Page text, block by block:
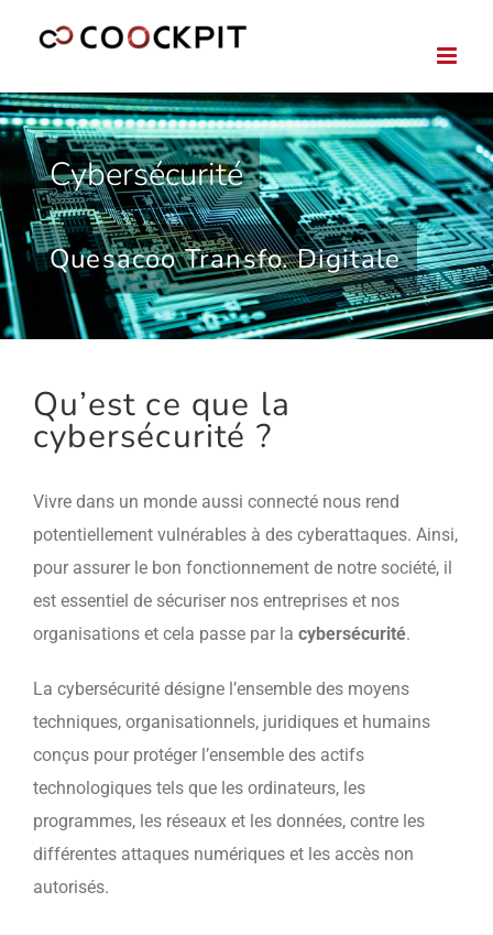
Cybersécurité
Quesacoo Transfo. Digitale
Qu’est ce que la
cybersécurité ?
Vivre dans un monde aussi connecté nous rend
potentiellement vulnérables à des cyberattaques. Ainsi,
pour assurer le bon fonctionnement de notre société, il
est essentiel de sécuriser nos entreprises et nos
organisations et cela passe par la cybersécurité.
La cybersécurité désigne l’ensemble des moyens
techniques, organisationnels, juridiques et humains
conçus pour protéger l’ensemble des actifs
technologiques tels que les ordinateurs, les
programmes, les réseaux et les données, contre les
différentes attaques numériques et les accès non
autorisés.